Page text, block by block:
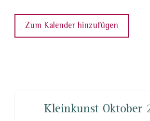
Zum Kalender hinzufügen
Kleinkunst Oktober